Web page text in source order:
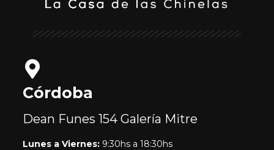
Córdoba
Dean Funes 154Galería Mitre
Lunes a Viernes: 9:30hs a 18:30hs